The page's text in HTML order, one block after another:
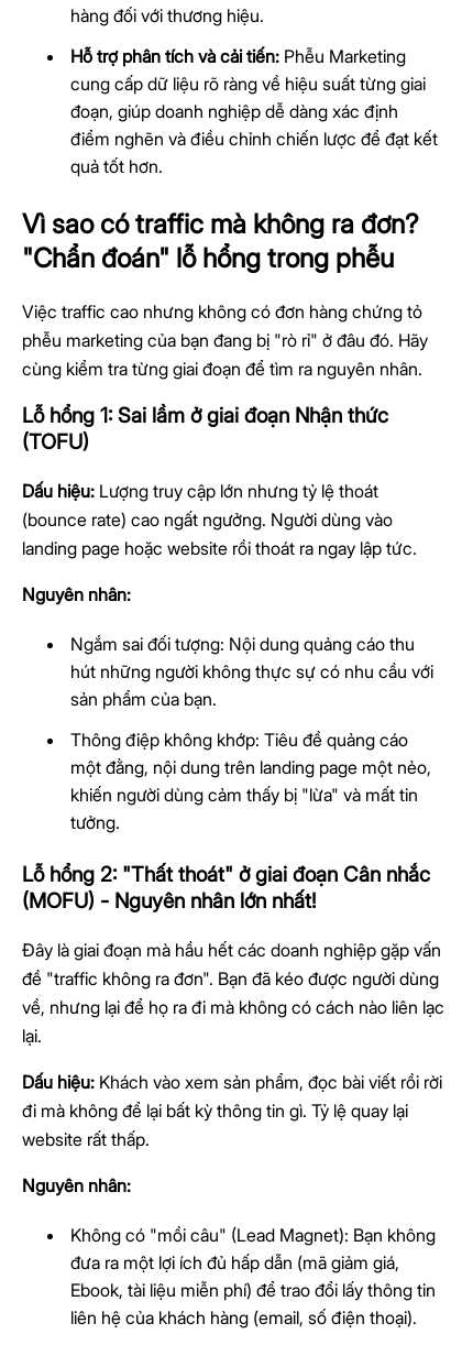
hàng đối với thương hiệu.
Hỗ trợ phân tích và cải tiến: Phễu Marketing
cung cấp dữ liệu rõ ràng về hiệu suất từng giai
đoạn, giúp doanh nghiệp dễ dàng xác định
điểm nghẽn và điều chỉnh chiến lược để đạt kết
quả tốt hơn.
Vì sao có traffic mà không ra đơn?
"Chẩn đoán" lỗ hổng trong phễu
Việc traffic cao nhưng không có đơn hàng chứng tỏ
phễu marketing của bạn đang bị "rò rỉ" ở đâu đó. Hãy
cùng kiểm tra từng giai đoạn để tìm ra nguyên nhân.
Lỗ hổng 1: Sai lầm ở giai đoạn Nhận thức
(TOFU)
Dấu hiệu: Lượng truy cập lớn nhưng tỷ lệ thoát
(bounce rate) cao ngất ngưởng. Người dùng vào
landing page hoặc website rồi thoát ra ngay lập tức.
Nguyên nhân:
Ngắm sai đối tượng: Nội dung quảng cáo thu
hút những người không thực sự có nhu cầu với
sản phẩm của bạn.
Thông điệp không khớp: Tiêu đề quảng cáo
một đằng, nội dung trên landing page một nẻo,
khiến người dùng cảm thấy bị "lừa" và mất tin
tưởng.
Lỗ hổng 2: "Thất thoát" ở giai đoạn Cân nhắc
(MOFU) - Nguyên nhân lớn nhất!
Đây là giai đoạn mà hầu hết các doanh nghiệp gặp vấn
đề "traffic không ra đơn". Bạn đã kéo được người dùng
về, nhưng lại để họ ra đi mà không có cách nào liên lạc
lại.
Dấu hiệu: Khách vào xem sản phẩm, đọc bài viết rồi rời
đi mà không để lại bất kỳ thông tin gì. Tỷ lệ quay lại
website rất thấp.
Nguyên nhân:
Không có "mồi câu" (Lead Magnet): Bạn không
đưa ra một lợi ích đủ hấp dẫn (mã giảm giá,
Ebook, tài liệu miễn phí) để trao đổi lấy thông tin
liên hệ của khách hàng (email, số điện thoại).